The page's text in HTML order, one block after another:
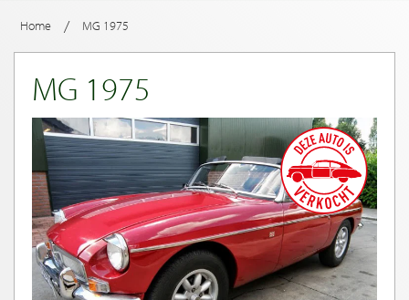
Home / MG 1975
MG 1975